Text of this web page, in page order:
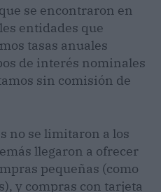
se encontraron en
entidades que
tasas anuales
de interés nominales
sin comisión de
no se limitaron a los
llegaron a ofrecer
pequeñas (como
y compras con tarjeta